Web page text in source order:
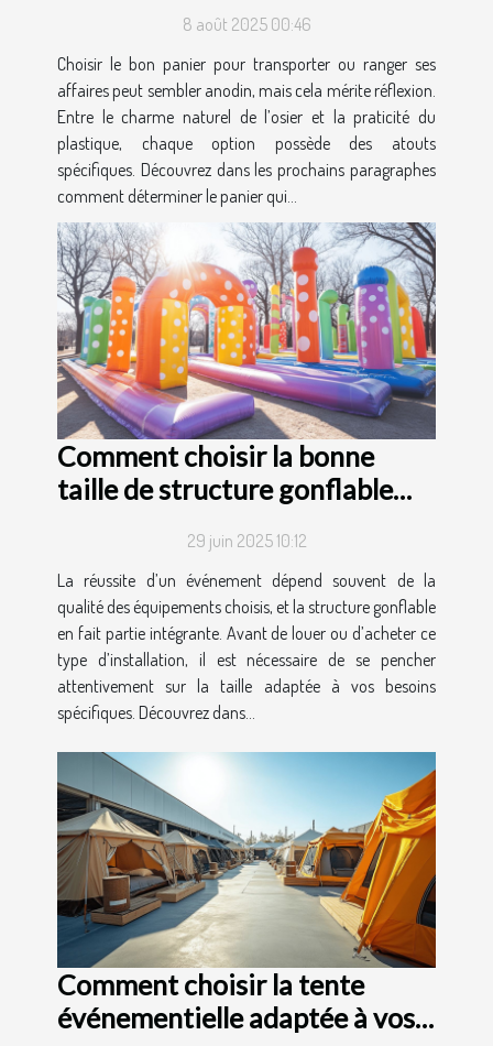
8 août 2025 00:46
Choisir le bon panier pour transporter ou ranger ses
affaires peut sembler anodin, mais cela mérite réflexion.
Entre le charme naturel de l’osier et la praticité du
plastique, chaque option possède des atouts
spécifiques. Découvrez dans les prochains paragraphes
comment déterminer le panier qui...
Comment choisir la bonne
taille de structure gonflable
29 juin 2025 10:12
La réussite d’un événement dépend souvent de la
qualité des équipements choisis, et la structure gonflable
en fait partie intégrante. Avant de louer ou d’acheter ce
type d’installation, il est nécessaire de se pencher
attentivement sur la taille adaptée à vos besoins
spécifiques. Découvrez dans...
Comment choisir la tente
événementielle adaptée à vos